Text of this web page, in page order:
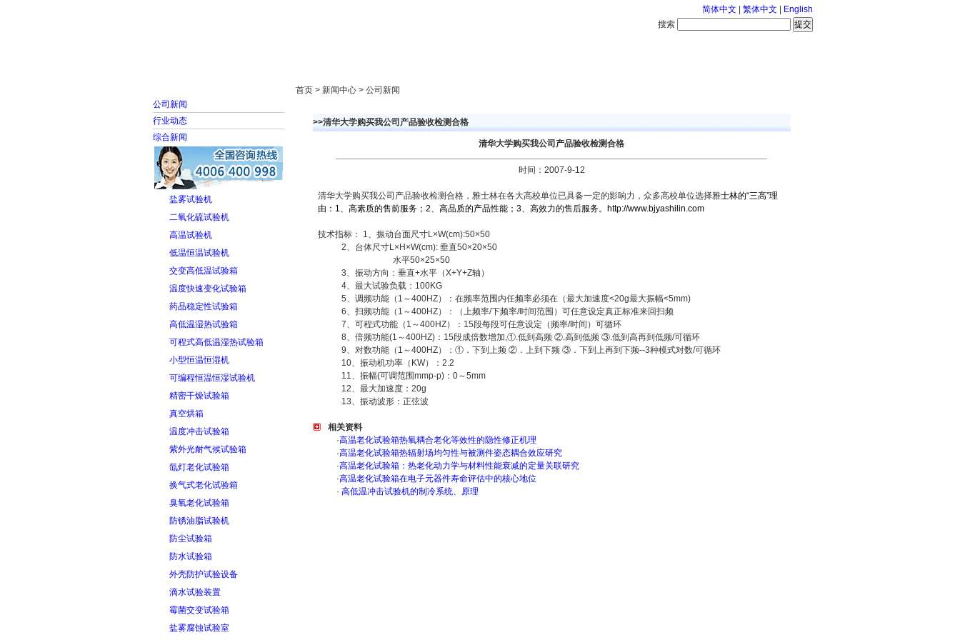
简体中文 繁体中文
English
搜索
公司新闻
行业动态
综合新闻
盐雾试验机
二氧化硫试验机
高温试验机
低温恒温试验机
交变高低温试验箱
温度快速变化试验箱
药品稳定性试验箱
高低温湿热试验箱
可程式高低温湿热试验箱
小型恒温恒湿机
可编程恒温恒湿试验机
精密干燥试验箱
真空烘箱
温度冲击试验箱
紫外光耐气候试验箱
氙灯老化试验箱
换气式老化试验箱
臭氧老化试验箱
防锈油脂试验机
防尘试验箱
防水试验箱
外壳防护试验设备
滴水试验装置
霉菌交变试验箱
盐雾腐蚀试验室
首页 > 新闻中心 > 公司新闻
>>清华大学购买我公司产品验收检测合格
清华大学购买我公司产品验收检测合格
时间：2007-9-12
清华大学购买我公司产品验收检测合格，雅士林在各大高校单位已具备一定的影响力，众多高校单位选择雅士林的“三高”理
由：1、高素质的售前服务；2、高品质的产品性能；3、高效力的售后服务。
http://www.bjyashilin.com
技术指标： 1、振动台面尺寸L×W(cm):50×50
2、台体尺寸L×H×W(cm): 垂直50×20×50
水平50×25×50
3、振动方向：垂直+水平（X+Y+Z轴）
4、最大试验负载：100KG
5、调频功能（1～400HZ）：在频率范围内任频率必须在（最大加速度<20g最大振幅<5mm)
6、扫频功能（1～400HZ）：（上频率/下频率/时间范围）可任意设定真正标准来回扫频
7、可程式功能（1～400HZ）：15段每段可任意设定（频率/时间）可循环
8、倍频功能(1～400HZ)：15段成倍数增加,①.低到高频 ②.高到低频 ③.低到高再到低频/可循环
9、对数功能（1～400HZ）：①．下到上频 ②．上到下频 ③．下到上再到下频--3种模式对数/可循环
10、振动机功率（KW）：2.2
11、振幅(可调范围mmp-p)：0～5mm
12、最大加速度：20g
13、振动波形：正弦波
相关资料
·高温老化试验箱热氧耦合老化等效性的隐性修正机理
·高温老化试验箱热辐射场均匀性与被测件姿态耦合效应研究
·高温老化试验箱：热老化动力学与材料性能衰减的定量关联研究
·高温老化试验箱在电子元器件寿命评估中的核心地位
· 高低温冲击试验机的制冷系统、原理